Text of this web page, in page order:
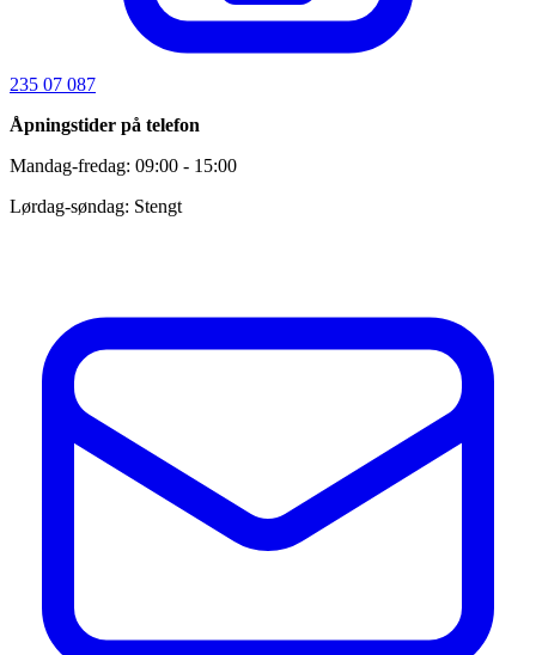
235 07 087
Åpningstider på telefon
Mandag-fredag: 09:00 - 15:00
Lørdag-søndag: Stengt